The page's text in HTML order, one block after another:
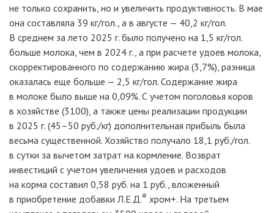
не только сохранить, но и увеличить продуктивность. В мае
она составляла 39 кг/гол., а в августе — 40,2 кг/гол.
В среднем за лето 2025 г. было получено на 1,5 кг/гол.
больше молока, чем в 2024 г., а при расчете удоев молока,
скорректированного по содержанию жира (3,7%), разница
оказалась еще больше — 2,5 кг/гол. Содержание жира
в молоке было выше на 0,09%. С учетом поголовья коров
в хозяйстве (3100), а также цены реализации продукции
в 2025 г. (45–50 руб./кг) дополнительная прибыль была
весьма существенной. Хозяйство получало 18,1 руб./гол.
в сутки за вычетом затрат на кормление. Возврат
инвестиций с учетом увеличения удоев и расходов
на корма составил 0,58 руб. на 1 руб., вложенный
в приобретение добавки Л.Е.Д.® хром+. На третьем